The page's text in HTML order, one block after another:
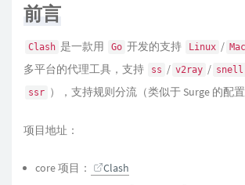
前言
Clash 是一款用 Go 开发的支持 Linux /
多平台的代理工具，支持
ss / v2ray / snell
ssr ），支持规则分流（类似于 Surge 的配置
项目地址：
core 项目：
Clash